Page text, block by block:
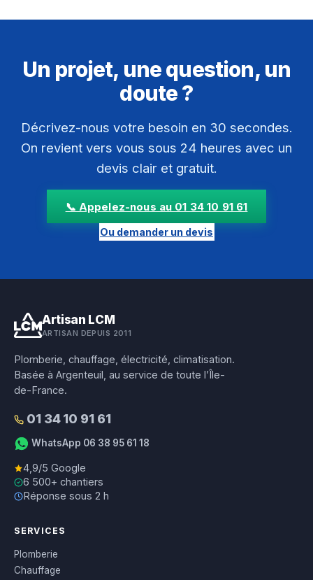
Un projet, une question, un
doute ?
Décrivez-nous votre besoin en 30 secondes.
On revient vers vous sous 24 heures avec un
devis clair et gratuit.
📞 Appelez-nous au 01 34 10 91 61
Ou demander un devis
Artisan LCM
ARTISAN DEPUIS 2011
Plomberie, chauffage, électricité, climatisation.
Basée à Argenteuil, au service de toute l’Île-
de-France.
01 34 10 91 61
WhatsApp 06 38 95 61 18
4,9/5 Google
6 500+ chantiers
Réponse sous 2 h
SERVICES
Plomberie
Chauffage